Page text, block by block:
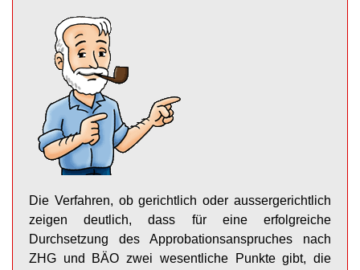
Die Verfahren, ob gerichtlich oder aussergerichtlich
zeigen deutlich, dass für eine erfolgreiche
Durchsetzung des Approbationsanspruches nach
ZHG und BÄO zwei wesentliche Punkte gibt, die